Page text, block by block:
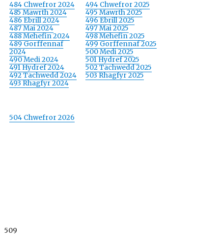
484 Chwefror 2024
485 Mawrth 2024
486 Ebrill 2024
487 Mai 2024
488 Mehefin 2024
489 Gorffennaf
2024
490 Medi 2024
491 Hydref 2024
492 Tachwedd 2024
493 Rhagfyr 2024
494 Chwefror 2025
495 Mawrth 2025
496 Ebrill 2025
497 Mai 2025
498 Mehefin 2025
499 Gorffennaf 2025
500 Medi 2025
501 Hydref 2025
502 Tachwedd 2025
503 Rhagfyr 2025
504 Chwefror 2026
509